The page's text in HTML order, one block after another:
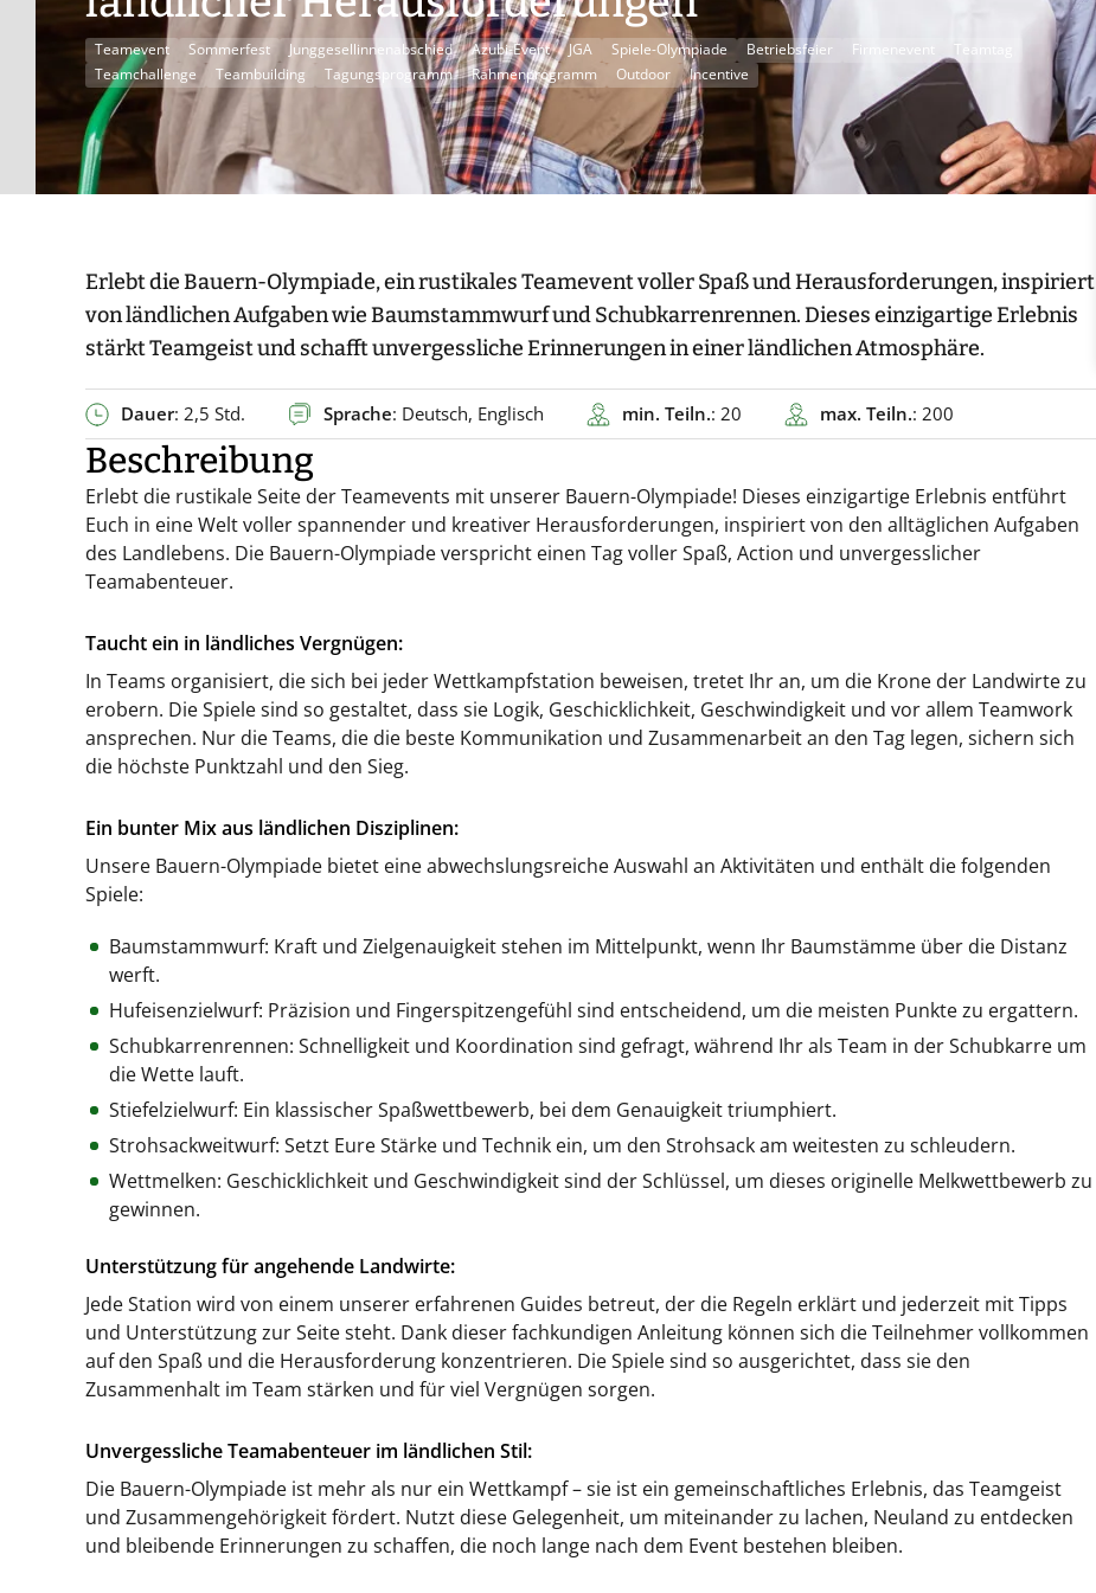
Teamevent Sommerfest Junggesellinnenabschied Azubi-Event JGA Spiele-Olympiade Betriebsfeier Firmenevent
Teamtag
Teamchallenge
Teambuilding Tagungsprogramm Rahmenprogramm Outdoor Incentive
Erlebt die Bauern-Olympiade, ein rustikales Teamevent voller Spaß und Herausforderungen, inspiriert
von ländlichen Aufgaben wie Baumstammwurf und Schubkarrenrennen. Dieses einzigartige Erlebnis
stärkt Teamgeist und schafft unvergessliche Erinnerungen in einer ländlichen Atmosphäre.
Dauer: 2,5 Std. Sprache: Deutsch, Englisch min. Teiln.: 20 max. Teiln.: 200
Beschreibung
Erlebt die rustikale Seite der Teamevents mit unserer Bauern-Olympiade! Dieses einzigartige Erlebnis entführt
Euch in eine Welt voller spannender und kreativer Herausforderungen, inspiriert von den alltäglichen Aufgaben
des Landlebens. Die Bauern-Olympiade verspricht einen Tag voller Spaß, Action und unvergesslicher
Teamabenteuer.
Taucht ein in ländliches Vergnügen:
In Teams organisiert, die sich bei jeder Wettkampfstation beweisen, tretet Ihr an, um die Krone der Landwirte zu
erobern. Die Spiele sind so gestaltet, dass sie Logik, Geschicklichkeit, Geschwindigkeit und vor allem Teamwork
ansprechen. Nur die Teams, die die beste Kommunikation und Zusammenarbeit an den Tag legen, sichern sich
die höchste Punktzahl und den Sieg.
Ein bunter Mix aus ländlichen Disziplinen:
Unsere Bauern-Olympiade bietet eine abwechslungsreiche Auswahl an Aktivitäten und enthält die folgenden
Spiele:
Baumstammwurf: Kraft und Zielgenauigkeit stehen im Mittelpunkt, wenn Ihr Baumstämme über die Distanz
werft.
Hufeisenzielwurf: Präzision und Fingerspitzengefühl sind entscheidend, um die meisten Punkte zu ergattern.
Schubkarrenrennen: Schnelligkeit und Koordination sind gefragt, während Ihr als Team in der Schubkarre um
die Wette lauft.
Stiefelzielwurf: Ein klassischer Spaßwettbewerb, bei dem Genauigkeit triumphiert.
Strohsackweitwurf: Setzt Eure Stärke und Technik ein, um den Strohsack am weitesten zu schleudern.
Wettmelken: Geschicklichkeit und Geschwindigkeit sind der Schlüssel, um dieses originelle Melkwettbewerb zu
gewinnen.
Unterstützung für angehende Landwirte:
Jede Station wird von einem unserer erfahrenen Guides betreut, der die Regeln erklärt und jederzeit mit Tipps
und Unterstützung zur Seite steht. Dank dieser fachkundigen Anleitung können sich die Teilnehmer vollkommen
auf den Spaß und die Herausforderung konzentrieren. Die Spiele sind so ausgerichtet, dass sie den
Zusammenhalt im Team stärken und für viel Vergnügen sorgen.
Unvergessliche Teamabenteuer im ländlichen Stil:
Die Bauern-Olympiade ist mehr als nur ein Wettkampf – sie ist ein gemeinschaftliches Erlebnis, das Teamgeist
und Zusammengehörigkeit fördert. Nutzt diese Gelegenheit, um miteinander zu lachen, Neuland zu entdecken
und bleibende Erinnerungen zu schaffen, die noch lange nach dem Event bestehen bleiben.